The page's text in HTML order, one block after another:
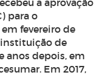
para o
fevereiro de
de
anos depois, em
Em 2017,